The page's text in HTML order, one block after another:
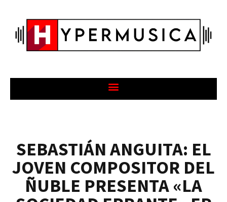
SEBASTIÁN ANGUITA: EL
JOVEN COMPOSITOR DEL
ÑUBLE PRESENTA «LA